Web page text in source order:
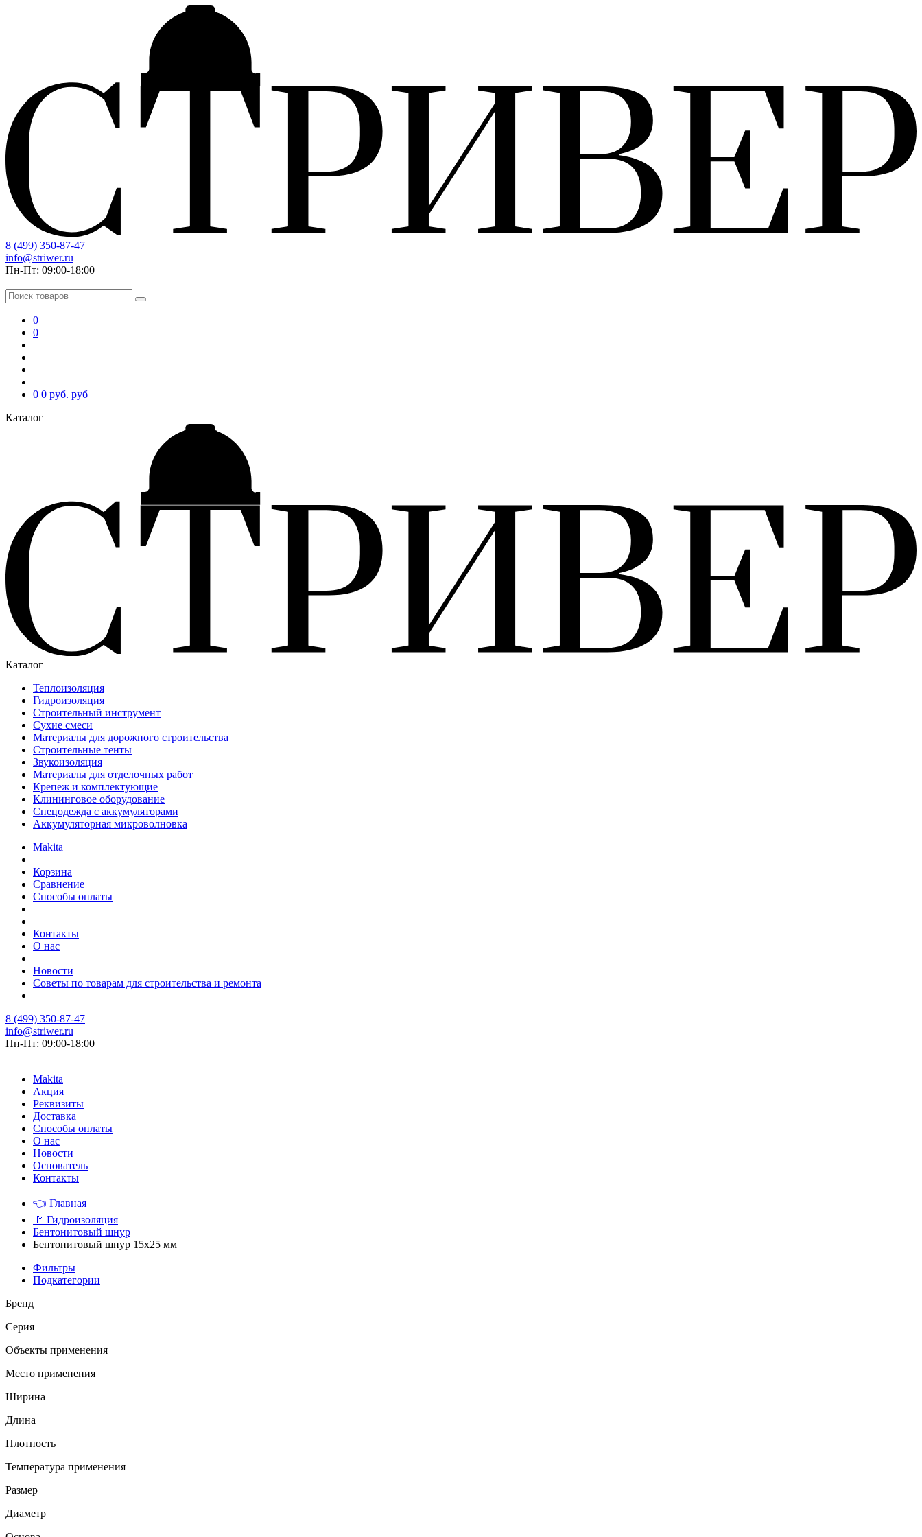
8 (499) 350-87-47
info@striwer.ru
Пн-Пт: 09:00-18:00
0
0
0 0 руб. руб
Каталог
Каталог
Теплоизоляция
Гидроизоляция
Строительный инструмент
Сухие смеси
Материалы для дорожного строительства
Строительные тенты
Звукоизоляция
Материалы для отделочных работ
Крепеж и комплектующие
Клининговое оборудование
Спецодежда с аккумуляторами
Аккумуляторная микроволновка
Makita
Корзина
Сравнение
Способы оплаты
Контакты
О нас
Новости
Советы по товарам для строительства и ремонта
8 (499) 350-87-47
info@striwer.ru
Пн-Пт: 09:00-18:00
Makita
Акция
Реквизиты
Доставка
Способы оплаты
О нас
Новости
Основатель
Контакты
👈 Главная
🚩 Гидроизоляция
Бентонитовый шнур
Бентонитовый шнур 15х25 мм
Фильтры
Подкатегории
Бренд
Серия
Объекты применения
Место применения
Ширина
Длина
Плотность
Температура применения
Размер
Диаметр